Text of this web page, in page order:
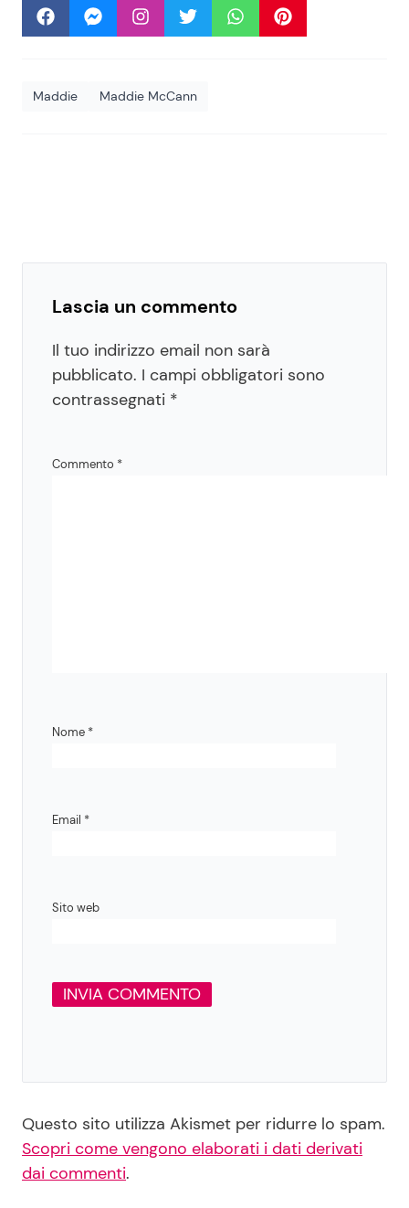
Maddie Maddie McCann
Lascia un commento
Il tuo indirizzo email non sarà
pubblicato. I campi obbligatori sono
contrassegnati *
Commento *
Nome *
Email *
Sito web
Questo sito utilizza Akismet per ridurre lo spam.
Scopri come vengono elaborati i dati derivati
dai commenti.